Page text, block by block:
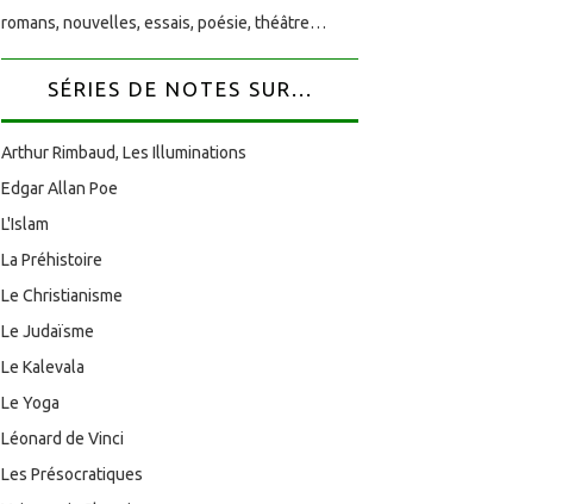
romans, nouvelles, essais, poésie, théâtre…
SÉRIES DE NOTES SUR...
Arthur Rimbaud, Les Illuminations
Edgar Allan Poe
L'Islam
La Préhistoire
Le Christianisme
Le Judaïsme
Le Kalevala
Le Yoga
Léonard de Vinci
Les Présocratiques